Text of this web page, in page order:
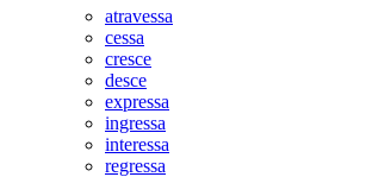
atravessa
cessa
cresce
desce
expressa
ingressa
interessa
regressa